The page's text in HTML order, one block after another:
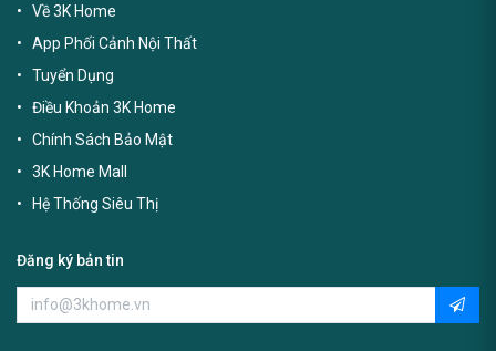
Về 3K Home
App Phối Cảnh Nội Thất
Tuyển Dụng
Điều Khoản 3K Home
Chính Sách Bảo Mật
3K Home Mall
Hệ Thống Siêu Thị
Đăng ký bản tin